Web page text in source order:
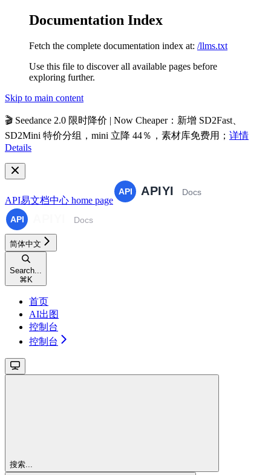
Documentation Index
Fetch the complete documentation index at: /llms.txt
Use this file to discover all available pages before
exploring further.
Skip to main content
🎬 Seedance 2.0 限时降价 | Now Cheaper：新增 SD2Fast、
SD2Mini 特价分组，mini 立降 44％，素材库免费用； 详情
Details
API易文档中心 home page
简体中文
Search...
⌘ K
首页
AI出图
控制台
控制台
搜索...